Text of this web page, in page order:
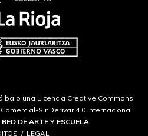
bajo una Licencia Creative Commons
SinDerivar 4.0 Internacional
DE ARTE Y ESCUELA
LEGAL